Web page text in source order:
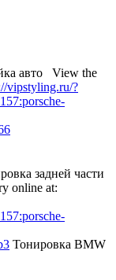
авто
View the
vipstyling.ru/?
задней части
online at:
Тонировка BMW